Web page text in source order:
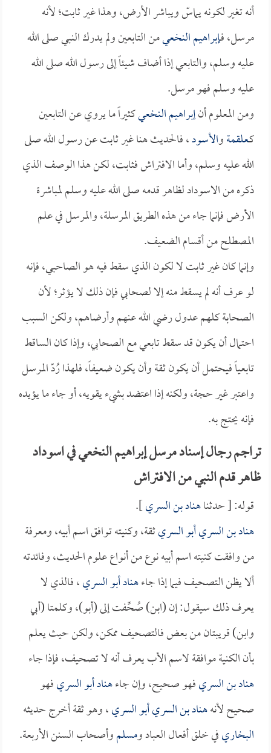
أنه تغير لكونه يماسّ ويباشر الأرض، وهذا غير ثابت؛ لأنه
مرسل، فـإبراهيم النخعيمن التابعين ولم يدرك النبي صلى الله
عليه وسلم، والتابعي إذا أضاف شيئاً إلى رسول الله صلى الله
عليه وسلم فهو مرسل.
ومن المعلوم أنإبراهيم النخعيكثيراً ما يروي عن التابعين
كـعلقمةوالأسود، فالحديث هنا غير ثابت عن رسول الله صلى
الله عليه وسلم، وأما الافتراش فثابت، لكن هذا الوصف الذي
ذكره من الاسوداد لظاهر قدمه صلى الله عليه وسلم لمباشرة
الأرض فإنما جاء من هذه الطريق المرسلة، والمرسل في علم
المصطلح من أقسام الضعيف.
وإنما كان غير ثابت لا لكون الذي سقط فيه هو الصاحبي، فإنه
لو عرف أنه لم يسقط منه إلا لصحابي فإن ذلك لا يؤثر؛ لأن
الصحابة كلهم عدول رضي الله عنهم وأرضاهم، ولكن السبب
احتمال أن يكون قد سقط تابعي مع الصحابي، وإذا كان الساقط
تابعياً فيحتمل أن يكون ثقة وأن يكون ضعيفاً، فلهذا رُدّ المرسل
واعتبر غير حجة، ولكنه إذا اعتضد بشيء يقويه، أو جاء ما يؤيده
فإنه يحتج به.
تراجم رجال إسناد مرسل إبراهيم النخعي في اسوداد
ظاهر قدم النبي من الافتراش
قوله: [ حدثناهناد بن السري].
هناد بن السري أبو السريثقة، وكنيته توافق اسم أبيه، ومعرفة
من وافقت كنيته اسم أبيه نوع من أنواع علوم الحديث، وفائدته
ألا يظن التصحيف فيما إذا جاءهناد أبو السري، فالذي لا
يعرف ذلك سيقول: إن (ابن) صُحِّفت إلى (أبو)، وكلمتا (أبي
وابن) قريبتان من بعض فالتصحيف ممكن، ولكن حيث يعلم
بأن الكنية موافقة لاسم الأب يعرف أنه لا تصحيف، فإذا جاء
هناد بن السريفهو صحيح، وإن جاءهناد أبو السريفهو
صحيح لأنههناد بن السري أبو السري، وهو ثقة أخرج حديثه
البخاريفي خلق أفعال العباد ومسلموأصحاب السنن الأربعة.